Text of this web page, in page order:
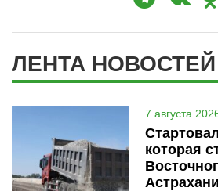
ЛЕНТА НОВОСТЕЙ
7 августа
которая
Астрахани